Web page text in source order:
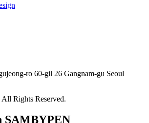
ro 60-gil 26 Gangnam-gu Seoul
Rights Reserved.
SAMBYPEN